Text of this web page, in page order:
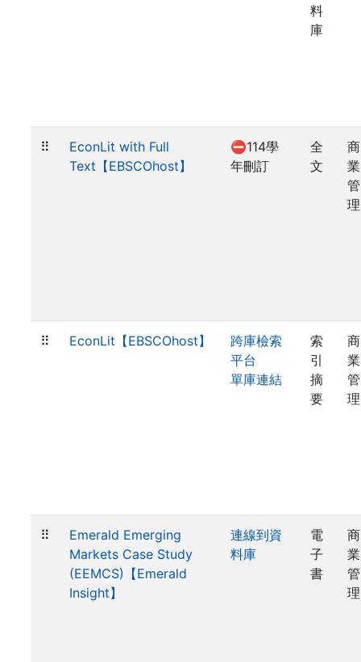
料
庫
⠿
EconLit with Full
Text【EBSCOhost】
⛔114學
年刪訂
全
文
商
業
管
理
⠿ EconLit【EBSCOhost】
跨庫檢索
平台
單庫連結
索
引
摘
要
商
業
管
理
⠿
Emerald Emerging
Markets Case Study
(EEMCS)【Emerald
Insight】
連線到資
料庫
電
子
書
商
業
管
理